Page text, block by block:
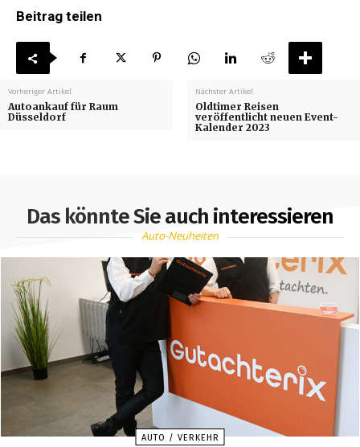
Beitrag teilen
Vorheriger Artikel
Autoankauf für Raum
Düsseldorf
Nächster Artikel
Oldtimer Reisen
veröffentlicht neuen Event-
Kalender 2023
Das könnte Sie auch interessieren
Auto-Neuheiten
AUTO / VERKEHR